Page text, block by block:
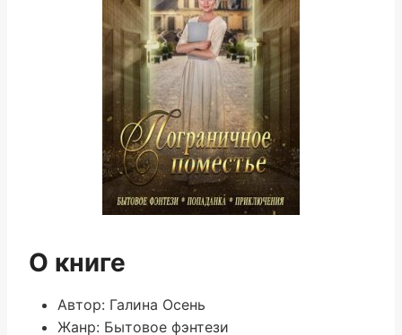
О книге
Автор: Галина Осень
Жанр: Бытовое фэнтези